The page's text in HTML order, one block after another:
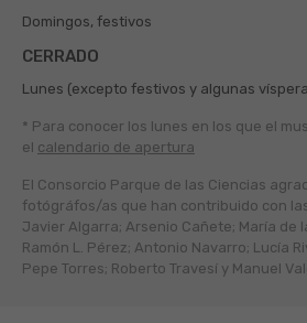
Domingos, festivos
CERRADO
Lunes (excepto festivos y algunas
* Para conocer los lunes en los que el
el calendario de apertura
El Consorcio Parque de las Ciencias
fotógráfos/as que han contribuido con
Javier Algarra; Arsenio Cañete; María de
Ramón L. Pérez; Antonio Navarro; Lucía
Pepe Torres; Roberto Travesí y Manuel